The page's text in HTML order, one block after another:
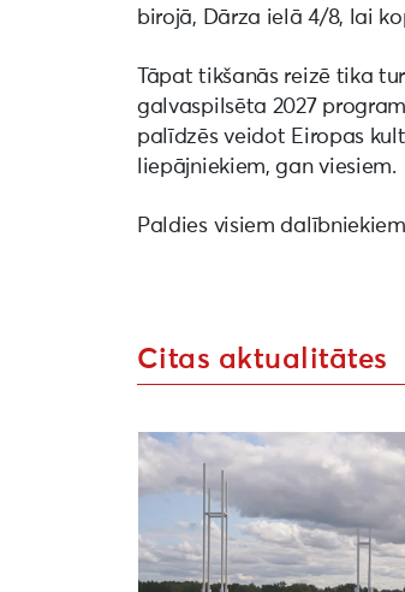
birojā, Dārza ielā 4/8, lai
Tāpat tikšanās reizē tika
galvaspilsēta 2027
palīdzēs veidot Eiropas
liepājniekiem, gan viesiem.
Paldies visiem
Citas aktualitātes